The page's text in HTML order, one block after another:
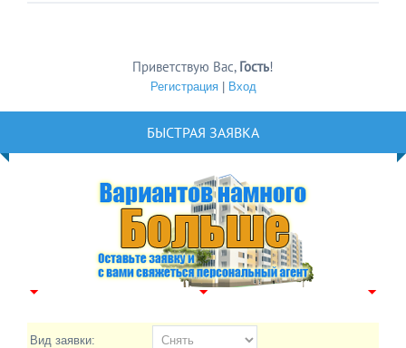
Приветствую Вас, Гость!
Регистрация| Вход
БЫСТРАЯ ЗАЯВКА
Вид заявки: